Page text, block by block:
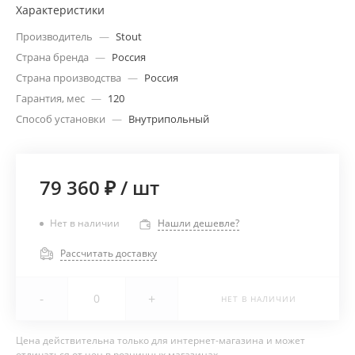
Характеристики
Производитель — Stout
Страна бренда — Россия
Страна производства — Россия
Гарантия, мес — 120
Способ установки — Внутрипольный
79 360 ₽/ шт
Нет в наличии Нашли дешевле?
Рассчитать доставку
- + НЕТ В НАЛИЧИИ
Цена действительна только для интернет-магазина и может